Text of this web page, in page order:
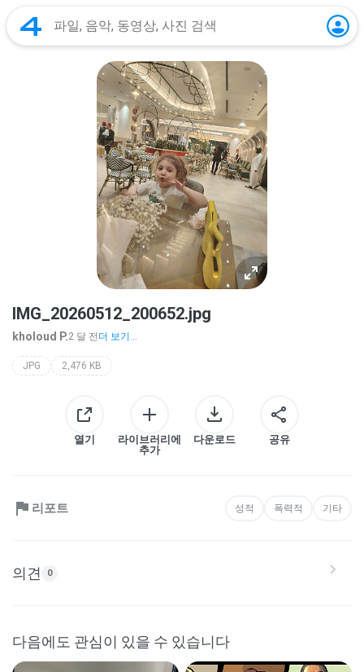
IMG_20260512_200652.jpg
kholoud P.2 달 전 더 보기...
JPG 2,476 KB
열기
라이브러리에
추가
다운로드 공유
리포트 성적 폭력적 기타
의견 0
다음에도 관심이 있을 수 있습니다